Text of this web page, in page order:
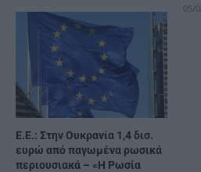
05/
Ε.Ε.: Στην Ουκρανία 1,4 δισ.
ευρώ από παγωμένα ρωσικά
περιουσιακά – «Η Ρωσία